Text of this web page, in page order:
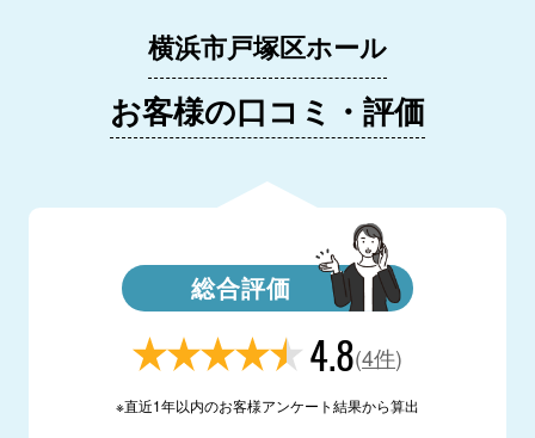
横浜市戸塚区ホール
お客様の口コミ・評価
総合評価
4.8(4件)
※直近1年以内のお客様アンケート結果から算出